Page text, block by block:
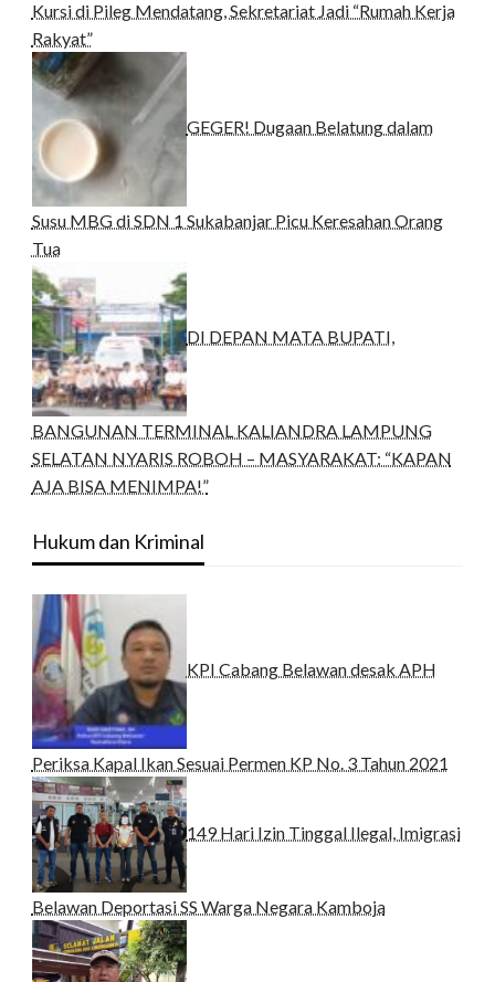
Kursi di Pileg Mendatang, Sekretariat Jadi “Rumah Kerja
Rakyat”
GEGER! Dugaan Belatung dalam
Susu MBG di SDN 1 Sukabanjar Picu Keresahan Orang
Tua
DI DEPAN MATA BUPATI,
BANGUNAN TERMINAL KALIANDRA LAMPUNG
SELATAN NYARIS ROBOH – MASYARAKAT: “KAPAN
AJA BISA MENIMPA!”
Hukum dan Kriminal
KPI Cabang Belawan desak APH
Periksa Kapal Ikan Sesuai Permen KP No. 3 Tahun 2021
149 Hari Izin Tinggal Ilegal, Imigrasi
Belawan Deportasi SS Warga Negara Kamboja